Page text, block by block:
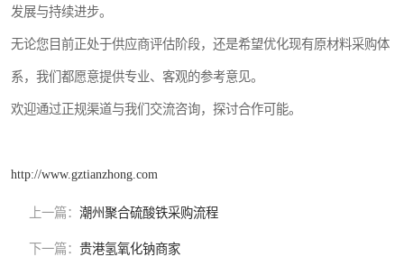
发展与持续进步。
无论您目前正处于供应商评估阶段，还是希望优化现有原材料采购体
系，我们都愿意提供专业、客观的参考意见。
欢迎通过正规渠道与我们交流咨询，探讨合作可能。
http://www.gztianzhong.com
上一篇： 潮州聚合硫酸铁采购流程
下一篇： 贵港氢氧化钠商家